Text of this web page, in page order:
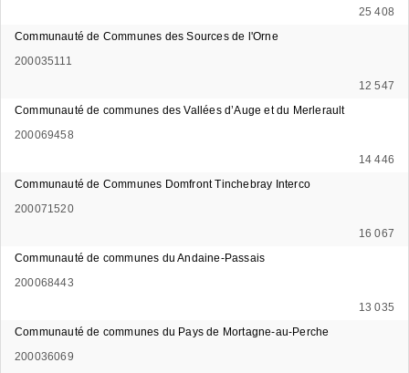
25 408
Communauté de Communes des Sources de l'Orne
200035111
12 547
Communauté de communes des Vallées d’Auge et du Merlerault
200069458
14 446
Communauté de Communes Domfront Tinchebray Interco
200071520
16 067
Communauté de communes du Andaine-Passais
200068443
13 035
Communauté de communes du Pays de Mortagne-au-Perche
200036069